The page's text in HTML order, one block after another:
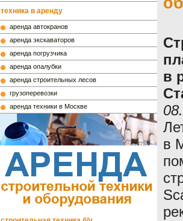
техника в аренду
аренда автокранов
аренда экскаваторов
аренда погрузчика
аренда опалубки
аренда строительных лесов
грузоперевозки
аренда техники в Москве
в
в